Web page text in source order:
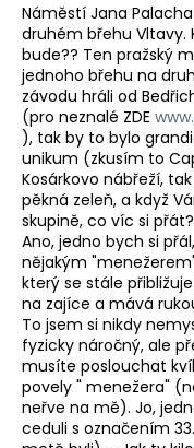
Náměstí Jana
druhém břehu Vltavy.
bude?? Ten pražský
jednoho břehu na
závodu hráli od
(pro neznalé ZDE
), tak by to bylo
unikum (zkusím to
Kosárkovo nábřeží,
pěkná zeleň, a když
skupině, co víc si
Ano, jedno bych si
nějakým
který se stále
na zajíce a mává
To jsem si nikdy
fyzicky náročný, ale
musíte poslouchat
povely " menežera"
neřve na mě). Jo,
ceduli s označením